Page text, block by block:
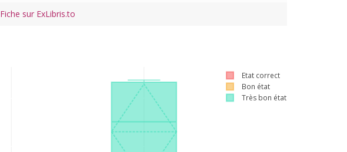
Fiche sur ExLibris.to
Etat correct
Bon état
Très bon état